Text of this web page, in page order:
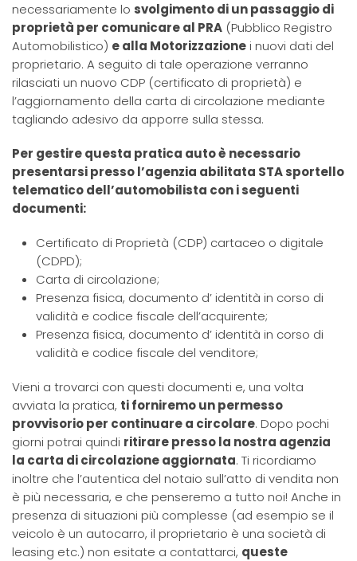
necessariamente lo svolgimento di un passaggio di
proprietà per comunicare al PRA (Pubblico Registro
Automobilistico) e alla Motorizzazionei nuovi dati del
proprietario. A seguito di tale operazione verranno
rilasciati un nuovo CDP (certificato di proprietà) e
l’aggiornamento della carta di circolazione mediante
tagliando adesivo da apporre sulla stessa.
Per gestire questa pratica auto è necessario
presentarsi presso l’agenzia abilitata STA sportello
telematico dell’automobilista con i seguenti
documenti:
Certificato di Proprietà (CDP) cartaceo o digitale
(CDPD);
Carta di circolazione;
Presenza fisica, documento d’ identità in corso di
validità e codice fiscale dell’acquirente;
Presenza fisica, documento d’ identità in corso di
validità e codice fiscale del venditore;
Vieni a trovarci con questi documenti e, una volta
avviata la pratica, ti forniremo un permesso
provvisorio per continuare a circolare. Dopo pochi
giorni potrai quindi ritirare presso la nostra agenzia
la carta di circolazione aggiornata. Ti ricordiamo
inoltre che l’autentica del notaio sull’atto di vendita non
è più necessaria, e che penseremo a tutto noi! Anche in
presenza di situazioni più complesse (ad esempio se il
veicolo è un autocarro, il proprietario è una società di
leasing etc.) non esitate a contattarci, queste